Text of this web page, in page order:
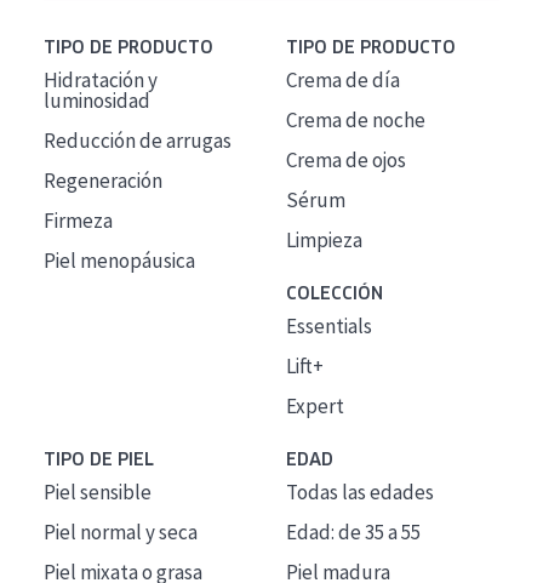
TIPO DE PRODUCTO
Hidratación y
luminosidad
Reducción de arrugas
Regeneración
Firmeza
Piel menopáusica
TIPO DE PRODUCTO
Crema de día
Crema de noche
Crema de ojos
Sérum
Limpieza
COLECCIÓN
Essentials
Lift+
Expert
TIPO DE PIEL
Piel sensible
Piel normal y seca
Piel mixata o grasa
EDAD
Todas las edades
Edad: de 35 a 55
Piel madura